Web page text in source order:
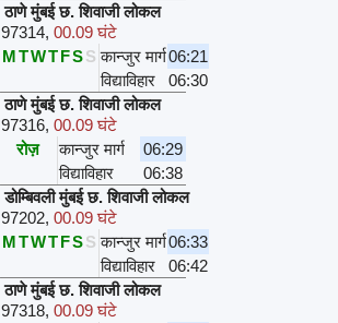
ठाणे मुंबई छ. शिवाजी लोकल
97314, 00.09 घंटे
MTWT FS S कान्जुर मार्ग06:21
विद्याविहार
06:30
ठाणे मुंबई छ. शिवाजी लोकल
97316, 00.09 घंटे
रोज़
कान्जुर मार्ग
06:29
विद्याविहार
06:38
डोम्बिवली मुंबई छ. शिवाजी लोकल
97202, 00.09 घंटे
MTWT FS S कान्जुर मार्ग06:33
विद्याविहार
06:42
ठाणे मुंबई छ. शिवाजी लोकल
97318, 00.09 घंटे